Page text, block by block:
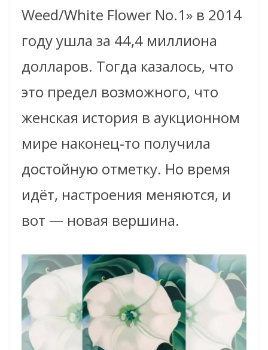
Weed/White Flower No.1» в 2014
году ушла за 44,4 миллиона
долларов. Тогда казалось, что
это предел возможного, что
женская история в аукционном
мире наконец‑то получила
достойную отметку. Но время
идёт, настроения меняются, и
вот — новая вершина.